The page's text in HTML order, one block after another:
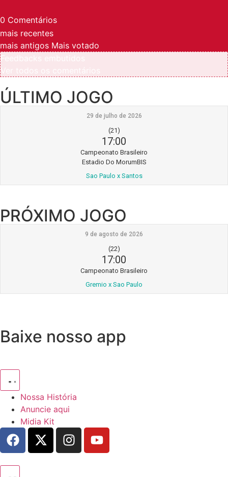
0 Comentários
mais recentes
mais antigos Mais votado
ÚLTIMO JOGO
29 de julho de 2026
(21)
17:00
Campeonato Brasileiro
Estadio Do MorumBIS
Sao Paulo x Santos
PRÓXIMO JOGO
9 de agosto de 2026
(22)
17:00
Campeonato Brasileiro
Gremio x Sao Paulo
Baixe nosso app
Nossa História
Anuncie aqui
Midia Kit